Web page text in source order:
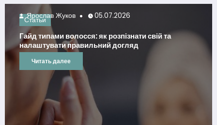
волосся: як розпізнати свій та
правильний догляд
далее
Жуков 05.07.2026
Что